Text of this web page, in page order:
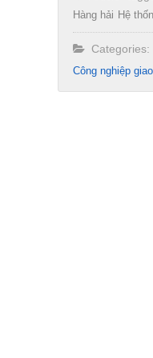
Hàng hải Hệ
Categories:
Công nghiệp